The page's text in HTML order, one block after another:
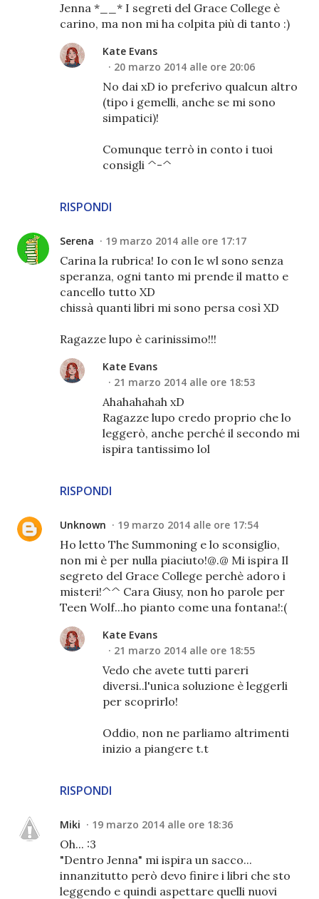
Jenna *__* I segreti del Grace College è
carino, ma non mi ha colpita più di tanto :)
RISPONDI
Kate Evans
20 marzo 2014 alle ore 20:06
No dai xD io preferivo qualcun altro
(tipo i gemelli, anche se mi sono
simpatici)!
Comunque terrò in conto i tuoi
consigli ^-^
Serena 19 marzo 2014 alle ore 17:17
Carina la rubrica! Io con le wl sono senza
speranza, ogni tanto mi prende il matto e
cancello tutto XD
chissà quanti libri mi sono persa così XD
Ragazze lupo è carinissimo!!!
RISPONDI
Kate Evans
21 marzo 2014 alle ore 18:53
Ahahahahah xD
Ragazze lupo credo proprio che lo
leggerò, anche perché il secondo mi
ispira tantissimo lol
Unknown 19 marzo 2014 alle ore 17:54
Ho letto The Summoning e lo sconsiglio,
non mi è per nulla piaciuto!@.@ Mi ispira Il
segreto del Grace College perchè adoro i
misteri!^^ Cara Giusy, non ho parole per
Teen Wolf...ho pianto come una fontana!:(
RISPONDI
Kate Evans
21 marzo 2014 alle ore 18:55
Vedo che avete tutti pareri
diversi..l'unica soluzione è leggerli
per scoprirlo!
Oddio, non ne parliamo altrimenti
inizio a piangere t.t
Miki 19 marzo 2014 alle ore 18:36
Oh... :3
"Dentro Jenna" mi ispira un sacco...
innanzitutto però devo finire i libri che sto
leggendo e quindi aspettare quelli nuovi